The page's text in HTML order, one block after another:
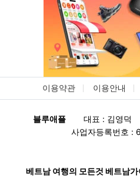
이용약관 이용안내
블루애플 대표 : 김영덕
사업자등록번호 :
베트남 여행의 모든것 베트남